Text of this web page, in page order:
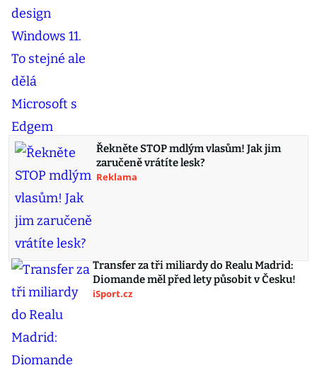
Řekněte STOP mdlým vlasům! Jak jim
zaručeně vrátíte lesk?
Reklama
Transfer za tři miliardy do Realu Madrid:
Diomande měl před lety působit v Česku!
iSport.cz